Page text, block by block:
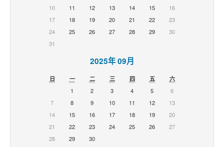
10
11 12 13 14 15
16
17
18 19 20 21 22
23
24
25 26 27 28 29
30
31
2025年 09月
日 一 二 三 四 五
六
1
2 3 4 5
6
7
8 9 10 11 12
13
14
15 16 17 18 19
20
21
22 23 24 25 26
27
28
29 30